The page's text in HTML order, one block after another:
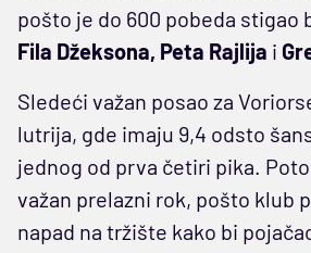
pošto je do 600 pobeda stigao
Fila Džeksona, Peta Rajlija i
Sledeći važan posao za
lutrija, gde imaju 9,4 odsto
jednog od prva četiri pika.
važan prelazni rok, pošto klub
napad na tržište kako bi